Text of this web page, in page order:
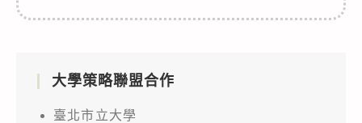
大學策略聯盟合作
臺北市立大學